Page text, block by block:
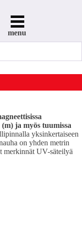
menu
ja myös tuumissa
yksinkertaiseen
on yhden metrin
merkinnät UV-säteilyä